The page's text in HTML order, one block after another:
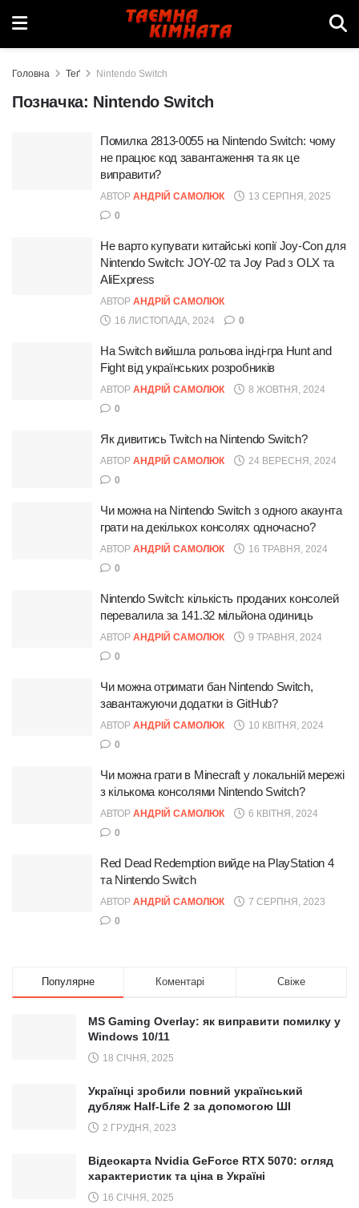
Головна Теґ Nintendo Switch
Позначка: Nintendo Switch
Помилка 2813-0055 на Nintendo Switch: чому
не працює код завантаження та як це
виправити?
АВТОР АНДРІЙ САМОЛЮК
13 СЕРПНЯ, 2025
0
Не варто купувати китайські копії Joy-Con для
Nintendo Switch: JOY-02 та Joy Pad з OLX та
AliExpress
АВТОР АНДРІЙ САМОЛЮК
16 ЛИСТОПАДА, 2024
0
На Switch вийшла рольова інді-гра Hunt and
Fight від українських розробників
АВТОР АНДРІЙ САМОЛЮК
8 ЖОВТНЯ, 2024
0
Як дивитись Twitch на Nintendo Switch?
АВТОР АНДРІЙ САМОЛЮК
24 ВЕРЕСНЯ, 2024
0
Чи можна на Nintendo Switch з одного акаунта
грати на декількох консолях одночасно?
АВТОР АНДРІЙ САМОЛЮК
16 ТРАВНЯ, 2024
0
Nintendo Switch: кількість проданих консолей
перевалила за 141.32 мільйона одиниць
АВТОР АНДРІЙ САМОЛЮК
9 ТРАВНЯ, 2024
0
Чи можна отримати бан Nintendo Switch,
завантажуючи додатки із GitHub?
АВТОР АНДРІЙ САМОЛЮК
10 КВІТНЯ, 2024
0
Чи можна грати в Minecraft у локальній мережі
з кількома консолями Nintendo Switch?
АВТОР АНДРІЙ САМОЛЮК
6 КВІТНЯ, 2024
0
Red Dead Redemption вийде на PlayStation 4
та Nintendo Switch
АВТОР АНДРІЙ САМОЛЮК
7 СЕРПНЯ, 2023
0
Популярне Коментарі Свіже
MS Gaming Overlay: як виправити помилку у
Windows 10/11
18 СІЧНЯ, 2025
Українці зробили повний український
дубляж Half-Life 2 за допомогою ШІ
2 ГРУДНЯ, 2023
Відеокарта Nvidia GeForce RTX 5070: огляд
характеристик та ціна в Україні
16 СІЧНЯ, 2025